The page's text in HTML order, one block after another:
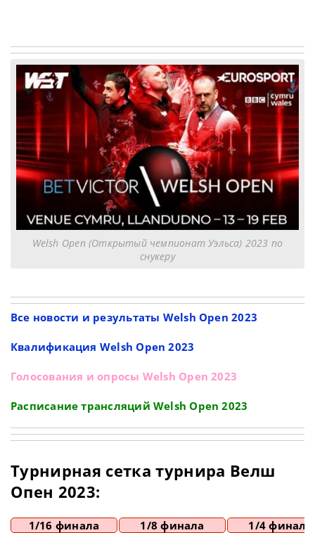
Welsh Open (Открытый чемпионат Уэльса) 2023 по
снукеру
Все новости и результаты Welsh Open 2023
Квалификация Welsh Open 2023
Голосования и опросы Welsh Open 2023
Расписание трансляций Welsh Open 2023
Турнирная сетка турнира Велш
Опен 2023:
1/16 финала 1/8 финала
1/4 финала